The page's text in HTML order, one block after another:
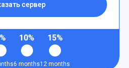
сервер
10%
6 months
15%
12 months